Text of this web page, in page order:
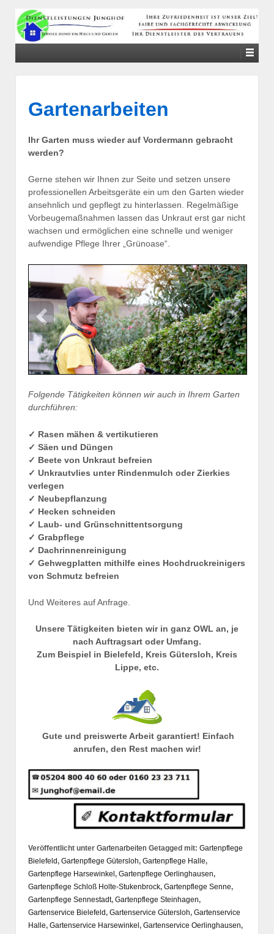
SKIP
TO
CONTENT
Gartenarbeiten
Ihr Garten muss wieder auf Vordermann gebracht
werden?
Gerne stehen wir Ihnen zur Seite und setzen unsere
professionellen Arbeitsgeräte ein um den Garten wieder
ansehnlich und gepflegt zu hinterlassen. Regelmäßige
Vorbeugemaßnahmen lassen das Unkraut erst gar nicht
wachsen und ermöglichen eine schnelle und weniger
aufwendige Pflege Ihrer „Grünoase“.
Folgende Tätigkeiten können wir auch in Ihrem Garten
durchführen:
✓ Rasen mähen & vertikutieren
✓ Säen und Düngen
✓ Beete von Unkraut befreien
✓ Unkrautvlies unter Rindenmulch oder Zierkies
verlegen
✓ Neubepflanzung
✓ Hecken schneiden
✓ Laub- und Grünschnittentsorgung
✓ Grabpflege
✓ Dachrinnenreinigung
✓ Gehwegplatten mithilfe eines Hochdruckreinigers
von Schmutz befreien
Und Weiteres auf Anfrage.
Unsere Tätigkeiten bieten wir in ganz OWL an, je
nach Auftragsart oder Umfang.
Zum Beispiel in Bielefeld, Kreis Gütersloh, Kreis
Lippe, etc.
Gute und preiswerte Arbeit garantiert! Einfach
anrufen, den Rest machen wir!
Veröffentlicht unter Gartenarbeiten Getagged mit: Gartenpflege
Bielefeld, Gartenpflege Gütersloh, Gartenpflege Halle,
Gartenpflege Harsewinkel, Gartenpflege Oerlinghausen,
Gartenpflege Schloß Holte-Stukenbrock, Gartenpflege Senne,
Gartenpflege Sennestadt, Gartenpflege Steinhagen,
Gartenservice Bielefeld, Gartenservice Gütersloh, Gartenservice
Halle, Gartenservice Harsewinkel, Gartenservice Oerlinghausen,